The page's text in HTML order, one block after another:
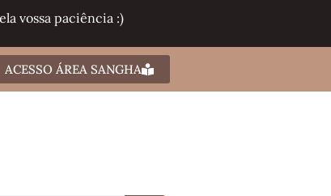
vossa paciência :)
ACESSO ÁREA SANGHA